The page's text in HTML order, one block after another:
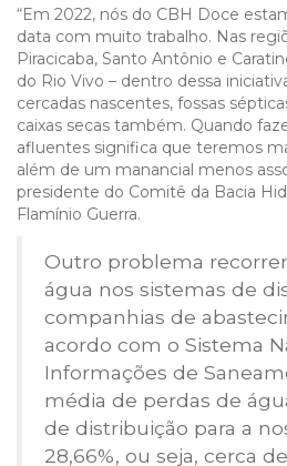
“Em 2022, nós do CBH Doce
data com muito trabalho. Nas
Piracicaba, Santo Antônio e
do Rio Vivo – dentro dessa
cercadas nascentes, fossas
caixas secas também. Quando
afluentes significa que teremos
além de um manancial menos
presidente do Comitê da Bacia
Flamínio Guerra.
Outro problema
água nos sistemas de
companhias de
acordo com o Sistema
Informações de
média de perdas de
de distribuição para a
28,66%, ou seja, cerca